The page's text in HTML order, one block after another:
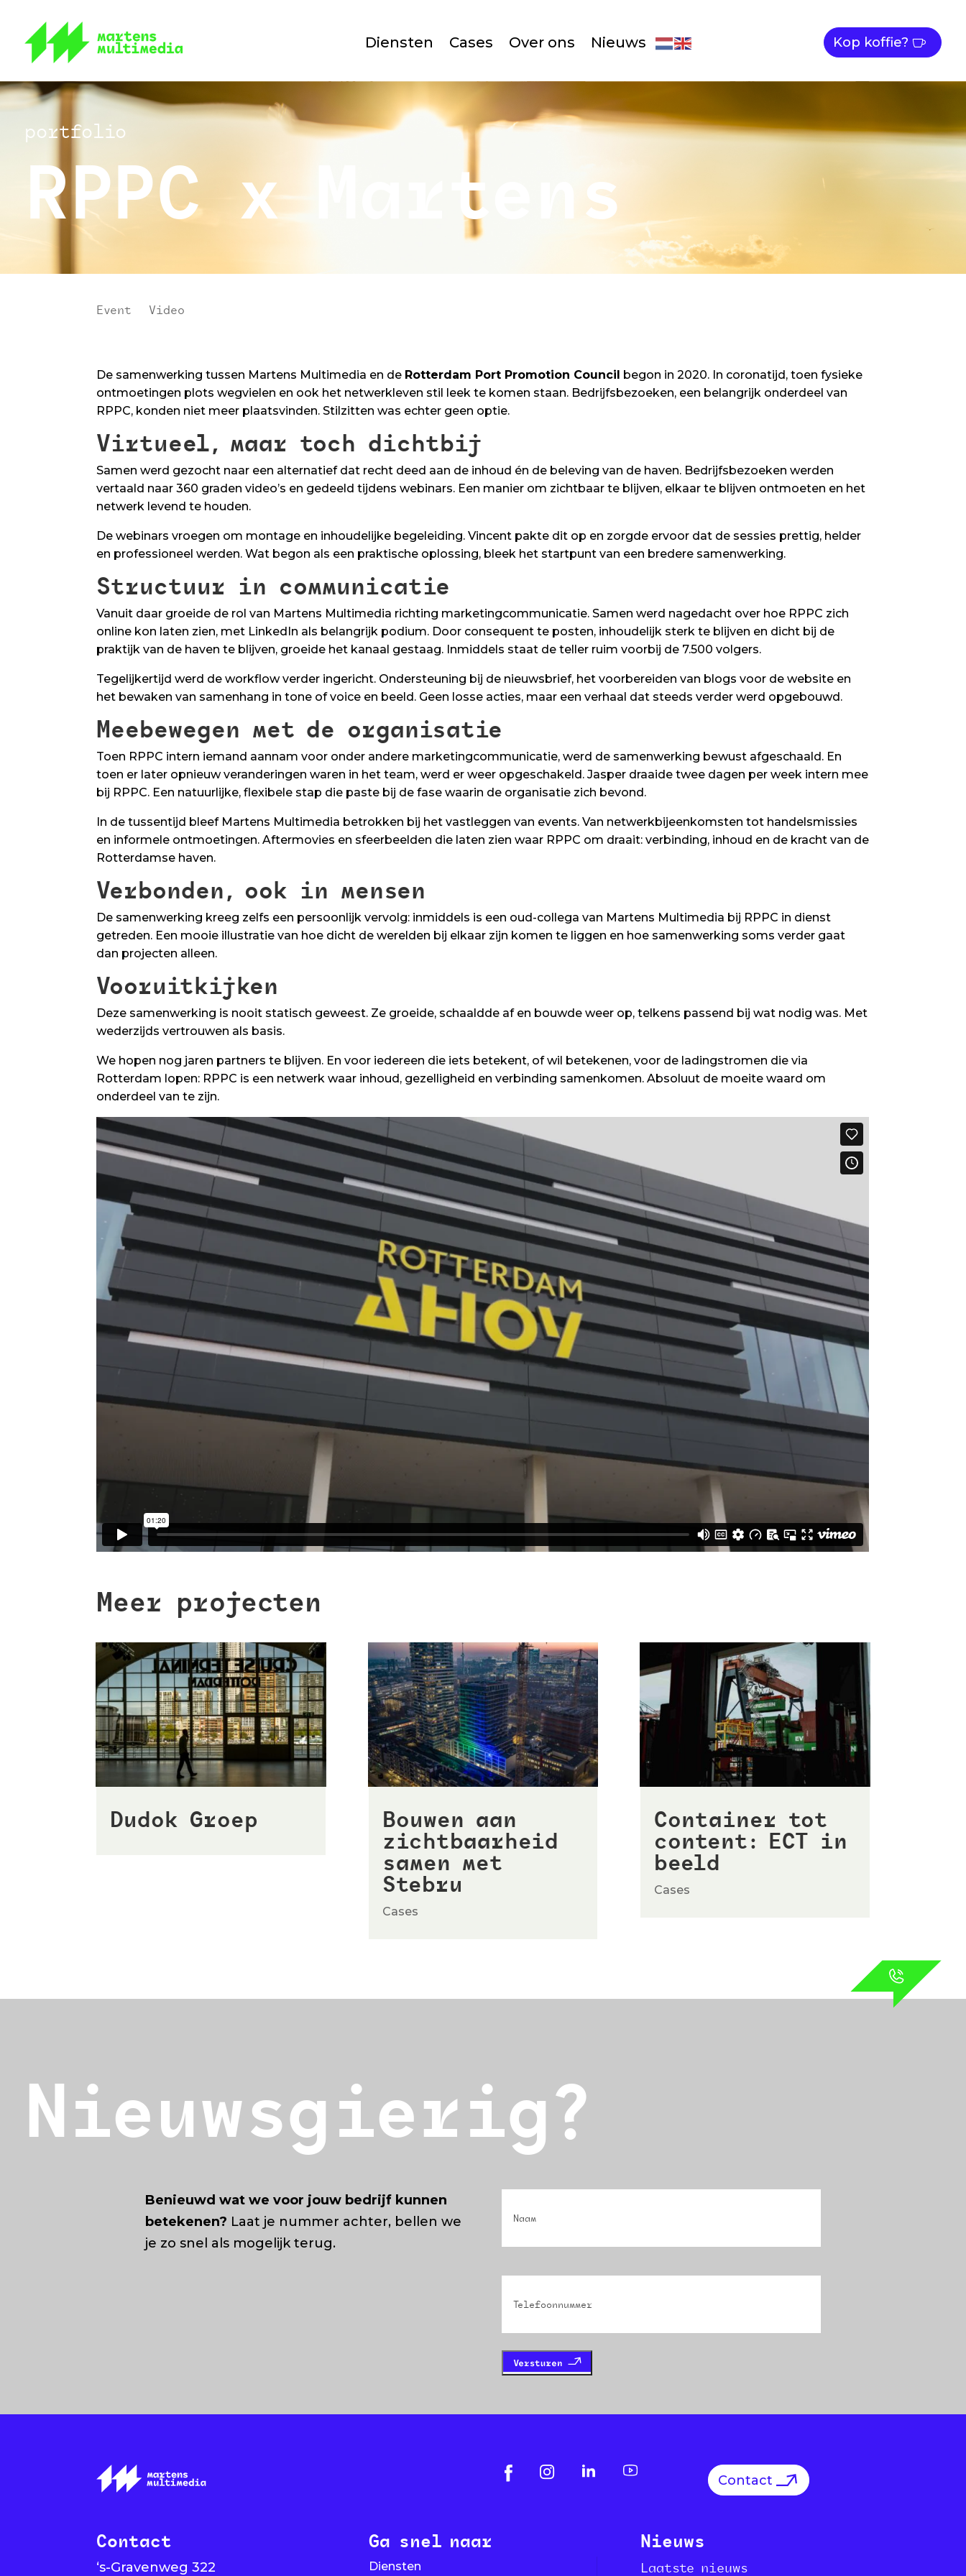
Diensten Cases Over ons Nieuws Kop koffie?
portfolio
RPPC x Martens
Event |Video
De samenwerking tussen Martens Multimedia en de Rotterdam Port Promotion Council
begon in 2020. In coronatijd, toen fysieke
ontmoetingen plots wegvielen en ook het netwerkleven stil leek te komen staan. Bedrijfsbezoeken, een belangrijk onderdeel van
RPPC, konden niet meer plaatsvinden. Stilzitten was echter geen optie.
Virtueel, maar toch dichtbij
Samen werd gezocht naar een alternatief dat recht deed aan de inhoud én de beleving van de haven. Bedrijfsbezoeken werden
vertaald naar 360 graden video’s en gedeeld tijdens webinars. Een manier om zichtbaar te blijven, elkaar te blijven ontmoeten en het
netwerk levend te houden.
De webinars vroegen om montage en inhoudelijke begeleiding. Vincent pakte dit op en zorgde ervoor dat de sessies prettig, helder
en professioneel werden. Wat begon als een praktische oplossing, bleek het startpunt van een bredere samenwerking.
Structuur in communicatie
Vanuit daar groeide de rol van Martens Multimedia richting marketingcommunicatie. Samen werd nagedacht over hoe RPPC zich
online kon laten zien, met LinkedIn als belangrijk podium. Door consequent te posten, inhoudelijk sterk te blijven en dicht bij de
praktijk van de haven te blijven, groeide het kanaal gestaag. Inmiddels staat de teller ruim voorbij de 7.500 volgers.
Tegelijkertijd werd de workflow verder ingericht. Ondersteuning bij de nieuwsbrief, het voorbereiden van blogs voor de website en
het bewaken van samenhang in tone of voice en beeld. Geen losse acties, maar een verhaal dat steeds verder werd opgebouwd.
Meebewegen met de organisatie
Toen RPPC intern iemand aannam voor onder andere marketingcommunicatie, werd de samenwerking bewust afgeschaald. En
toen er later opnieuw veranderingen waren in het team, werd er weer opgeschakeld. Jasper draaide twee dagen per week intern mee
bij RPPC. Een natuurlijke, flexibele stap die paste bij de fase waarin de organisatie zich bevond.
In de tussentijd bleef Martens Multimedia betrokken bij het vastleggen van events. Van netwerkbijeenkomsten tot handelsmissies
en informele ontmoetingen. Aftermovies en sfeerbeelden die laten zien waar RPPC om draait: verbinding, inhoud en de kracht van de
Rotterdamse haven.
Verbonden, ook in mensen
De samenwerking kreeg zelfs een persoonlijk vervolg: inmiddels is een oud-collega van Martens Multimedia bij RPPC in dienst
getreden. Een mooie illustratie van hoe dicht de werelden bij elkaar zijn komen te liggen en hoe samenwerking soms verder gaat
dan projecten alleen.
Vooruitkijken
Deze samenwerking is nooit statisch geweest. Ze groeide, schaaldde af en bouwde weer op, telkens passend bij wat nodig was. Met
wederzijds vertrouwen als basis.
We hopen nog jaren partners te blijven. En voor iedereen die iets betekent, of wil betekenen, voor de ladingstromen die via
Rotterdam lopen: RPPC is een netwerk waar inhoud, gezelligheid en verbinding samenkomen. Absoluut de moeite waard om
onderdeel van te zijn.
Meer projecten
Dudok Groep Bouwen aan
zichtbaarheid
samen met
Stebru
Cases
Container tot
content: ECT in
beeld
Cases
Nieuwsgierig?
Benieuwd wat we voor jouw bedrijf kunnen
betekenen? Laat je nummer achter, bellen we
je zo snel als mogelijk terug.
Contact
Contact
‘s-Gravenweg 322
Ga snel naar
Diensten
Nieuws
Laatste nieuws